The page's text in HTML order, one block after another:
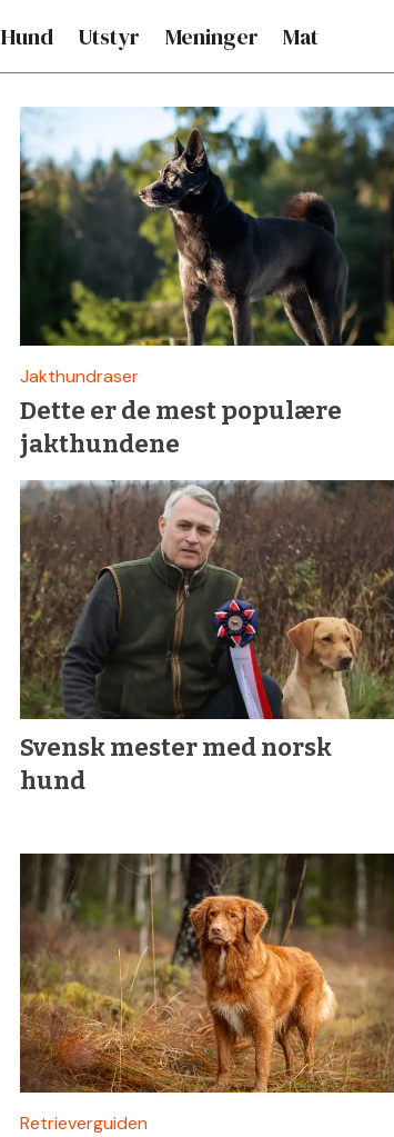
Hund Utstyr Meninger Mat
Jakthundraser
Dette er de mest populære
jakthundene
Svensk mester med norsk
hund
Retrieverguiden